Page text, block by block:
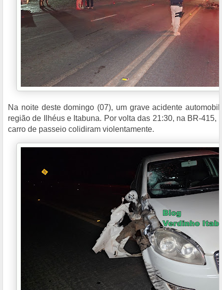
Na noite deste domingo (07), um grave acidente
região de Ilhéus e Itabuna. Por volta das 21:30, na BR-415,
carro de passeio colidiram violentamente.